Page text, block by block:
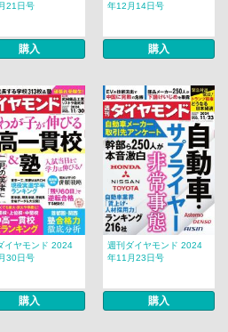
21日号
購入
年12月14日号
購入
イヤモンド 2024
30日号
購入
週刊ダイヤモンド 2024
年11月23日号
購入